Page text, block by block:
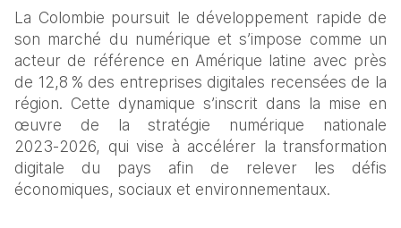
La Colombie poursuit le développement rapide de
son marché du numérique et s’impose comme un
acteur de référence en Amérique latine avec près
de 12,8 % des entreprises digitales recensées de la
région. Cette dynamique s’inscrit dans la mise en
œuvre de la stratégie numérique nationale
2023‑2026, qui vise à accélérer la transformation
digitale du pays afin de relever les défis
économiques, sociaux et environnementaux.